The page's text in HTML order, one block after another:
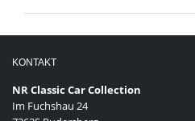
KONTAKT
NR Classic Car Collection
Im Fuchshau 24